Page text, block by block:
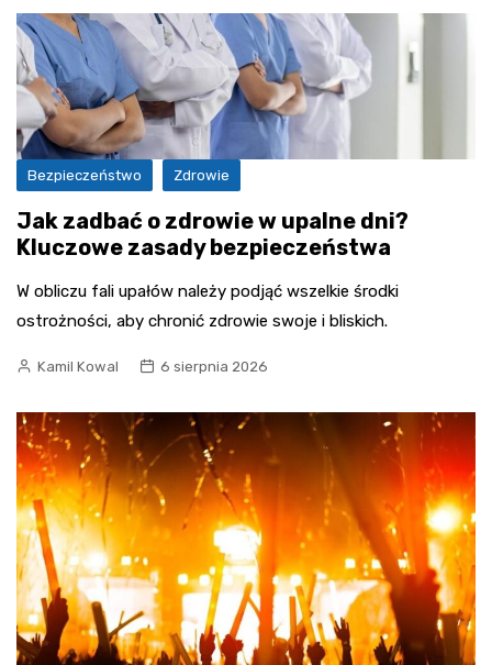
Bezpieczeństwo Zdrowie
Jak zadbać o zdrowie w upalne dni?
Kluczowe zasady bezpieczeństwa
W obliczu fali upałów należy podjąć wszelkie środki
ostrożności, aby chronić zdrowie swoje i bliskich.
Kamil Kowal 6 sierpnia 2026